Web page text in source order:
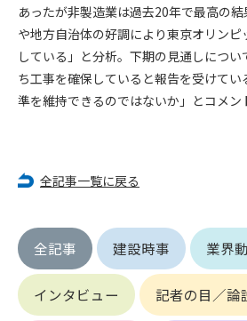
あったが非製造業は過去20年で最高の
や地方自治体の好調により東京オリン
している」と分析。下期の見通しにつ
ち工事を確保していると報告を受けて
準を維持できるのではないか」とコメン
全記事一覧に戻る
全記事 建設時事 業界
インタビュー 記者の目／論
2. 管理者は承認後であっても承認した会
当することが判明した場合、会員資
ます。
第5条（IDおよびパスワードの管理）
1. 会員は申込の際に管理者が発行したID
ん。
第三者（他の会員を含む）の使用等
を負うものとし、管理者は一切責任
第6条（会員の禁止事項）
1. 会員は建設資料館WEB上で以下の行